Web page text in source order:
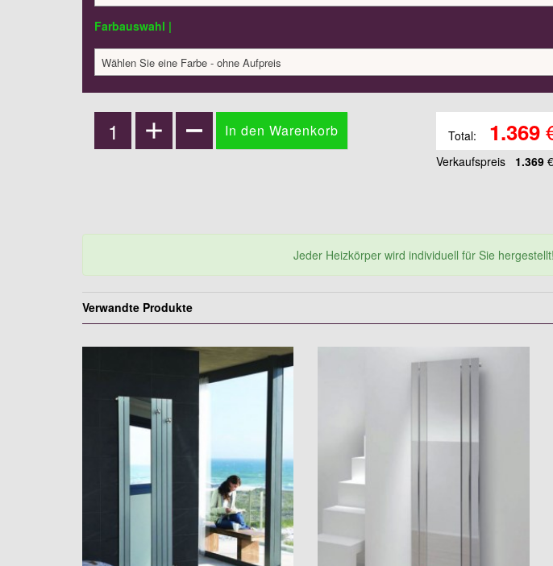
Farbauswahl |
Wählen Sie eine Farbe - ohne Aufpreis
Total: 1.369
Verkaufspreis 1.369€
Jeder Heizkörper wird individuell für Sie hergestellt!
Verwandte Produkte